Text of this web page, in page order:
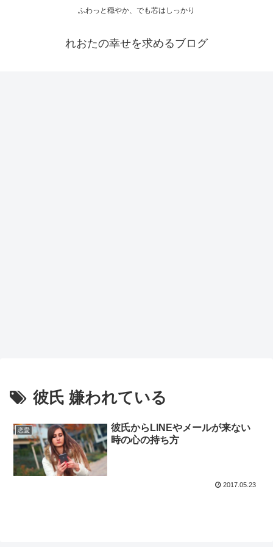
ふわっと穏やか、でも芯はしっかり
れおたの幸せを求めるブログ
彼氏 嫌われている
恋愛
彼氏からLINEやメールが来ない
時の心の持ち方
2017.05.23